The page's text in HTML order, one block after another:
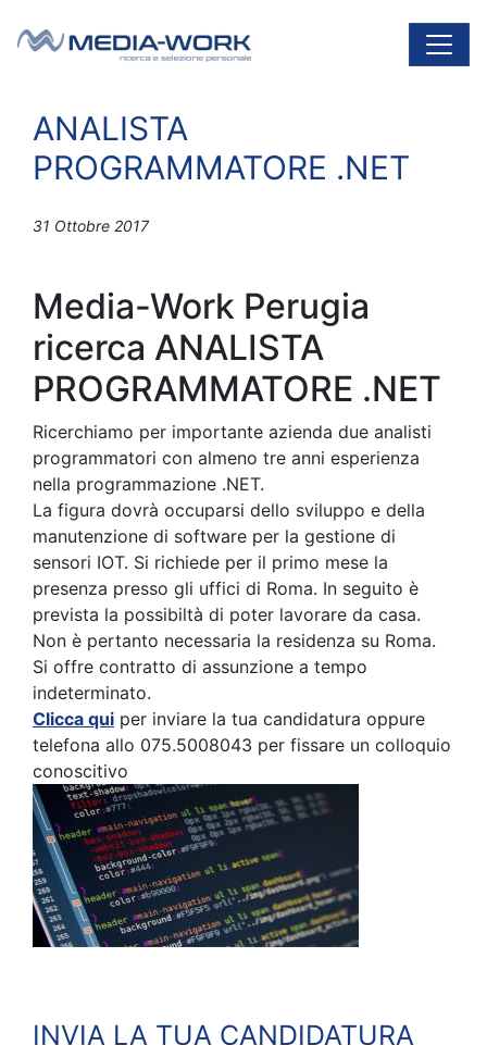
Navigazione principale
ANALISTA
PROGRAMMATORE .NET
31 Ottobre 2017
Media-Work Perugia
ricerca ANALISTA
PROGRAMMATORE .NET
Ricerchiamo per importante azienda due analisti
programmatori con almeno tre anni esperienza
nella programmazione .NET.
La figura dovrà occuparsi dello sviluppo e della
manutenzione di software per la gestione di
sensori IOT. Si richiede per il primo mese la
presenza presso gli uffici di Roma. In seguito è
prevista la possibiltà di poter lavorare da casa.
Non è pertanto necessaria la residenza su Roma.
Si offre contratto di assunzione a tempo
indeterminato.
Clicca qui per inviare la tua candidatura oppure
telefona allo 075.5008043 per fissare un colloquio
conoscitivo
INVIA LA TUA CANDIDATURA